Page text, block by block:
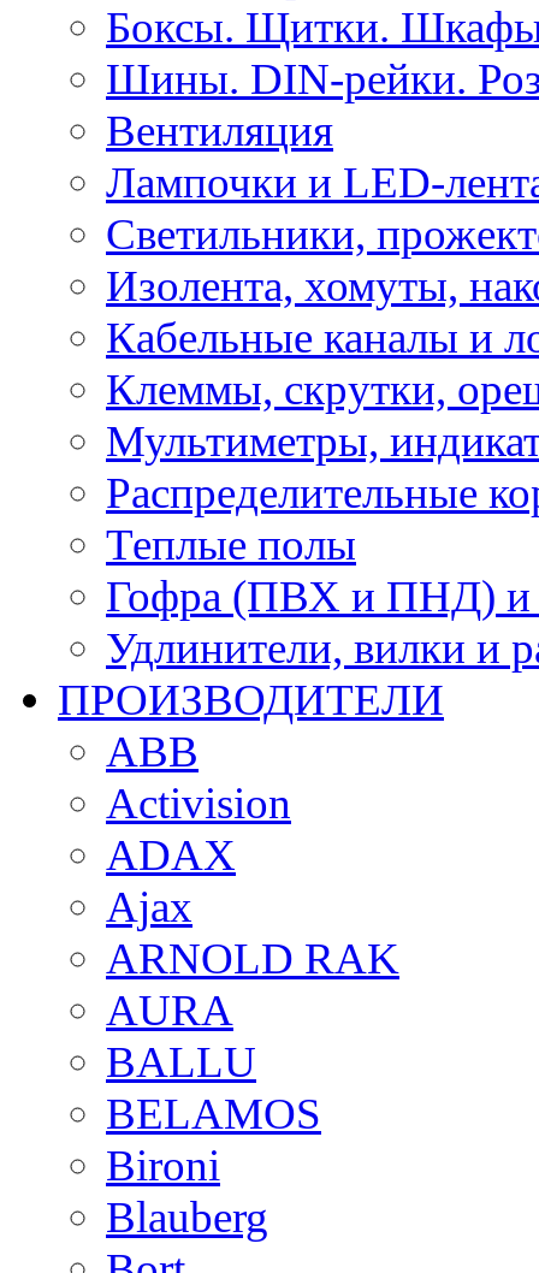
Боксы. Щитки.
Шины. DIN-рейки.
Вентиляция
Лампочки и LED-
Светильники,
Изолента, хомуты,
Кабельные каналы и
Клеммы, скрутки,
Мультиметры,
Распределительные
Теплые полы
Гофра (ПВХ и ПНД) и
Удлинители, вилки и
ПРОИЗВОДИТЕЛИ
ABB
Activision
ADAX
Ajax
ARNOLD RAK
AURA
BALLU
BELAMOS
Bironi
Blauberg